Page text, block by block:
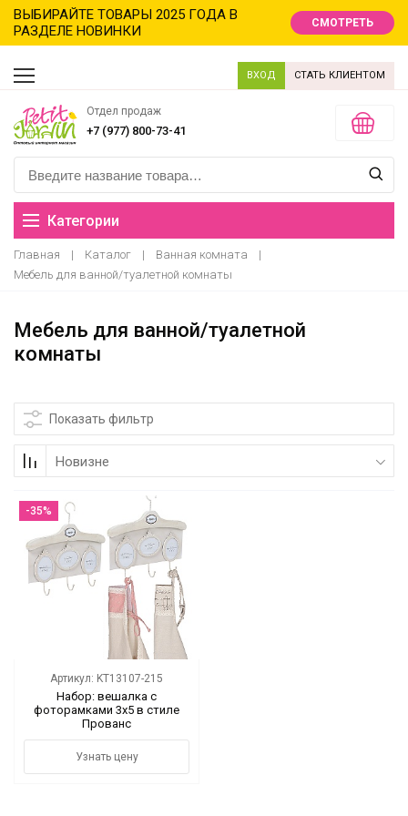
ВЫБИРАЙТЕ ТОВАРЫ 2025 ГОДА В
РАЗДЕЛЕ НОВИНКИ
СМОТРЕТЬ
ВХОД СТАТЬ КЛИЕНТОМ
Отдел продаж
+7 (977) 800-73-41
Категории
Распродажа
Новый год новинки
Коллекции
Ванная комната
Свет
Посуда
Кролики, к Пасхе
Главная | Каталог | Ванная комната
|
Мебель для ванной/туалетной комнаты
Мебель для ванной/туалетной
комнаты
Показать фильтр
Новизне
-35%
Артикул: KT13107-215
Набор: вешалка с
фоторамками 3х5 в стиле
Прованс
Узнать цену